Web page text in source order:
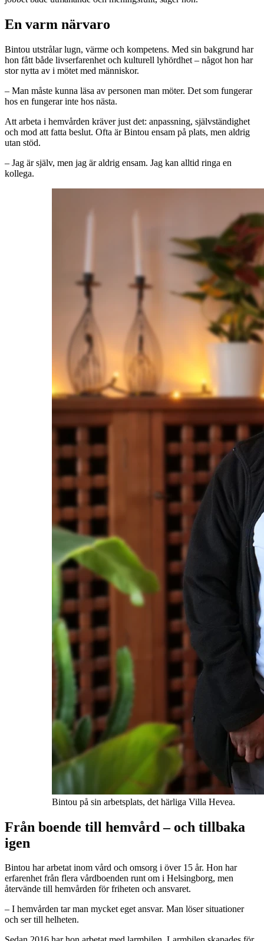
En varm närvaro
Bintou utstrålar lugn, värme och kompetens. Med sin bakgrund har
hon fått både livserfarenhet och kulturell lyhördhet – något hon har
stor nytta av i mötet med människor.
– Man måste kunna läsa av personen man möter. Det som fungerar
hos en fungerar inte hos nästa.
Att arbeta i hemvården kräver just det: anpassning, självständighet
och mod att fatta beslut. Ofta är Bintou ensam på plats, men aldrig
utan stöd.
– Jag är själv, men jag är aldrig ensam. Jag kan alltid ringa en
kollega.
Bintou på sin arbetsplats, det härliga Villa Hevea.
Från boende till hemvård – och tillbaka
igen
Bintou har arbetat inom vård och omsorg i över 15 år. Hon har
erfarenhet från flera vårdboenden runt om i Helsingborg, men
återvände till hemvården för friheten och ansvaret.
– I hemvården tar man mycket eget ansvar. Man löser situationer
och ser till helheten.